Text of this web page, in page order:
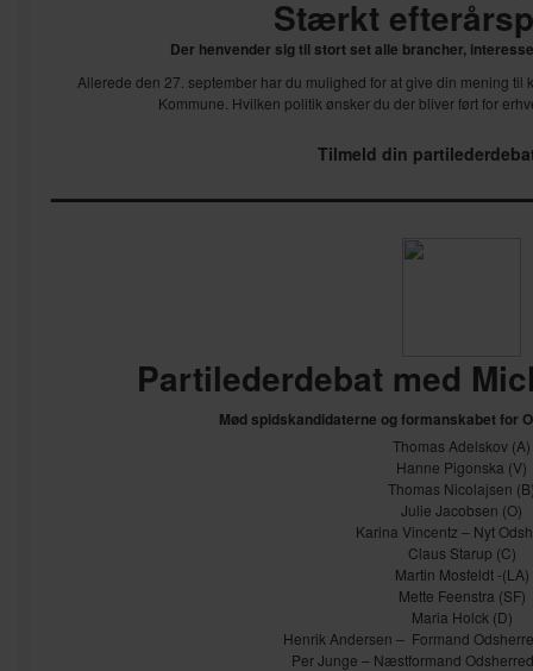
Stærkt
Der henvender sig til stort set alle brancher,
Allerede den 27. september har du mulighed for at give din mening til
Kommune. Hvilken politik ønsker du der bliver ført for
Tilmeld din
Partilederdebat med
Mød spidskandidaterne og formanskabet for
Thomas Adelskov (A)
Hanne Pigonska (V)
Thomas Nicolajsen
Julie Jacobsen (O)
Karina Vincentz – Nyt
Claus Starup (C)
Martin Mosfeldt -(LA)
Mette Feenstra (SF)
Maria Holck (D)
Henrik Andersen – Formand
Per Junge – Næstformand